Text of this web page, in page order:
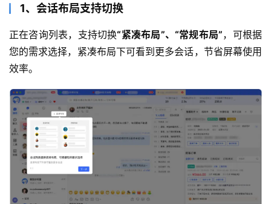
1、会话布局支持切换
正在咨询列表，支持切换“紧凑布局”、“常规布局”，可根据
您的需求选择，紧凑布局下可看到更多会话，节省屏幕使用
效率。